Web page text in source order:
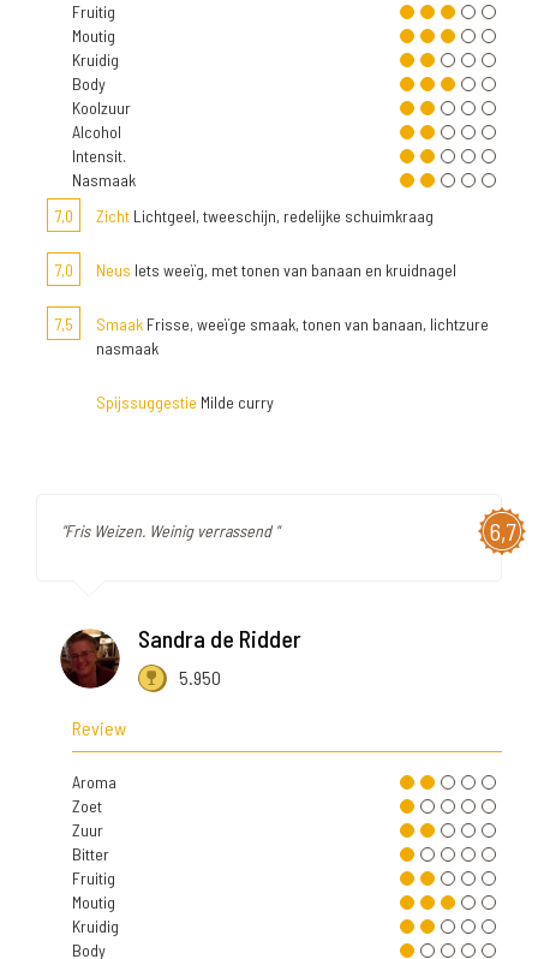
Fruitig
Moutig
Kruidig
Body
Koolzuur
Alcohol
Intensit.
Nasmaak
7,0
Zicht Lichtgeel, tweeschijn, redelijke schuimkraag
7,0 Neus Iets weeïg, met tonen van banaan en kruidnagel
7,5 Smaak Frisse, weeïge smaak, tonen van banaan, lichtzure
nasmaak
Spijssuggestie Milde curry
6,7
"Fris Weizen. Weinig verrassend "
Sandra de Ridder
5.950
Review
Aroma
Zoet
Zuur
Bitter
Fruitig
Moutig
Kruidig
Body